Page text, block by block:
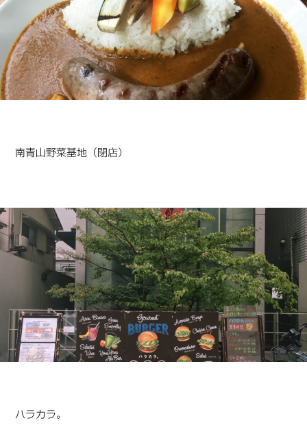
南青山野菜基地（閉店）
ハラカラ。